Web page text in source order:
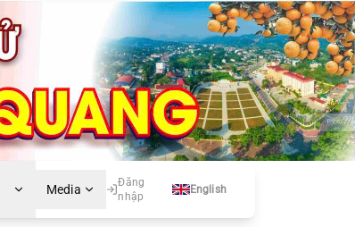
Media
Đăng
nhập
English